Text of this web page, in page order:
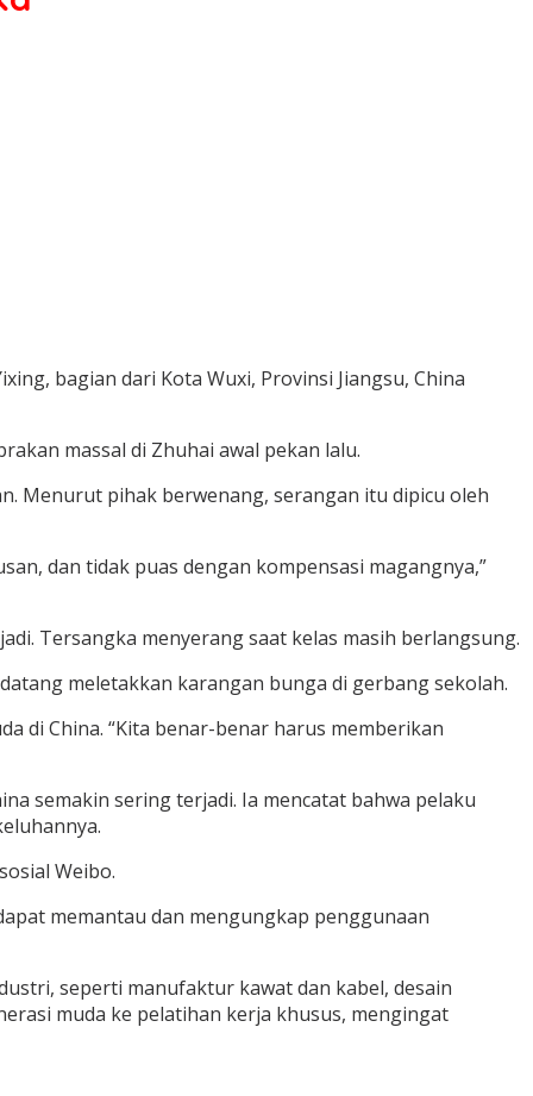
bagian dari Kota Wuxi, Provinsi Jiangsu, China
massal di Zhuhai awal pekan lalu.
Menurut pihak berwenang, serangan itu dipicu oleh
dan tidak puas dengan kompensasi magangnya,”
Tersangka menyerang saat kelas masih berlangsung.
meletakkan karangan bunga di gerbang sekolah.
di China. “Kita benar-benar harus memberikan
semakin sering terjadi. Ia mencatat bahwa pelaku
Weibo.
memantau dan mengungkap penggunaan
seperti manufaktur kawat dan kabel, desain
muda ke pelatihan kerja khusus, mengingat